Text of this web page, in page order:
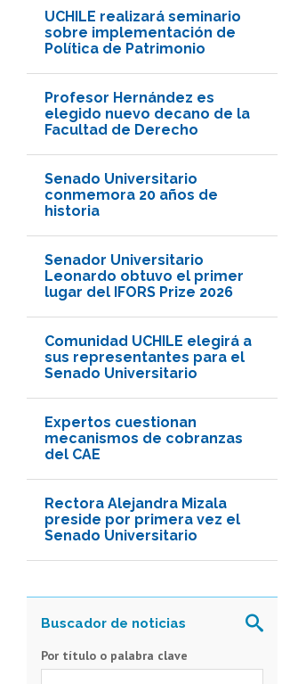
UCHILE realizará seminario
sobre implementación de
Política de Patrimonio
Profesor Hernández es
elegido nuevo decano de la
Facultad de Derecho
Senado Universitario
conmemora 20 años de
historia
Senador Universitario
Leonardo obtuvo el primer
lugar del IFORS Prize 2026
Comunidad UCHILE elegirá a
sus representantes para el
Senado Universitario
Expertos cuestionan
mecanismos de cobranzas
del CAE
Rectora Alejandra Mizala
preside por primera vez el
Senado Universitario
Por título o palabra clave